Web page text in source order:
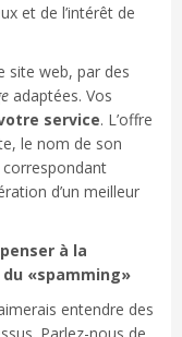
et de l’intérêt de
site web, par des
adaptées. Vos
service. L’offre
le nom de son
d’un meilleur
à la
«spamming»
entendre des